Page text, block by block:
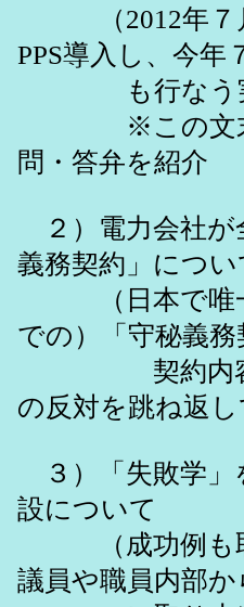
（2012年７月
PPS導入し、今年
も行なう実
※この文末に
問・答弁を紹介
２）電力会社が
義務契約」につい
（日本で唯一
での）「守秘義
契約内容を情
の反対を跳ね返
３）「失敗学」
設について
（成功例も取
議員や職員内部